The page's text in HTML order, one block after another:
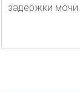
задержки мочи.